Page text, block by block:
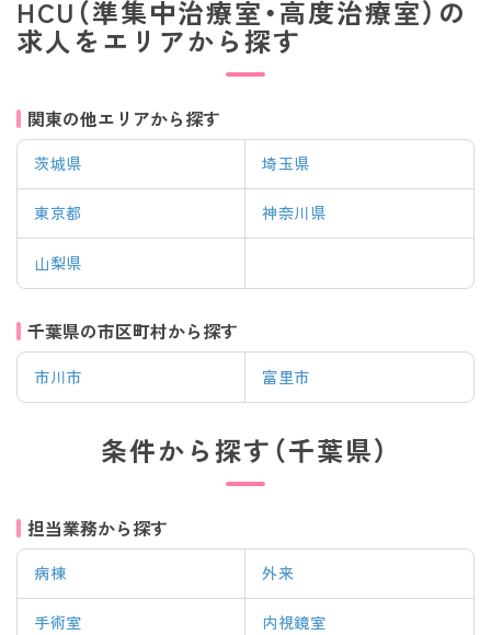
HCU（準集中治療室・高度治療室）の
求人をエリアから探す
関東の他エリアから探す
茨城県 埼玉県
東京都 神奈川県
山梨県
千葉県の市区町村から探す
市川市 富里市
条件から探す（千葉県）
担当業務から探す
病棟 外来
手術室 内視鏡室